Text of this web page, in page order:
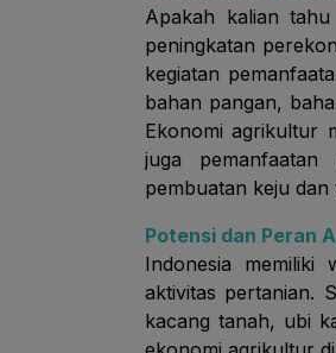
Apakah kalian
peningkatan
kegiatan
bahan pangan,
Ekonomi agrikultur
juga
pembuatan keju dan
Potensi dan Peran
Indonesia
aktivitas pertanian.
kacang tanah, ubi